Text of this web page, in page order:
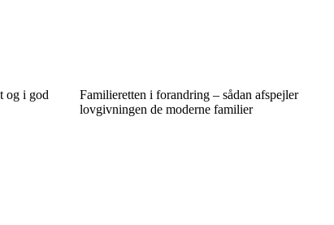
og i god
Familieretten i forandring – sådan afspejler
lovgivningen de moderne familier